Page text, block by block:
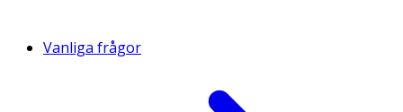
Vanliga frågor